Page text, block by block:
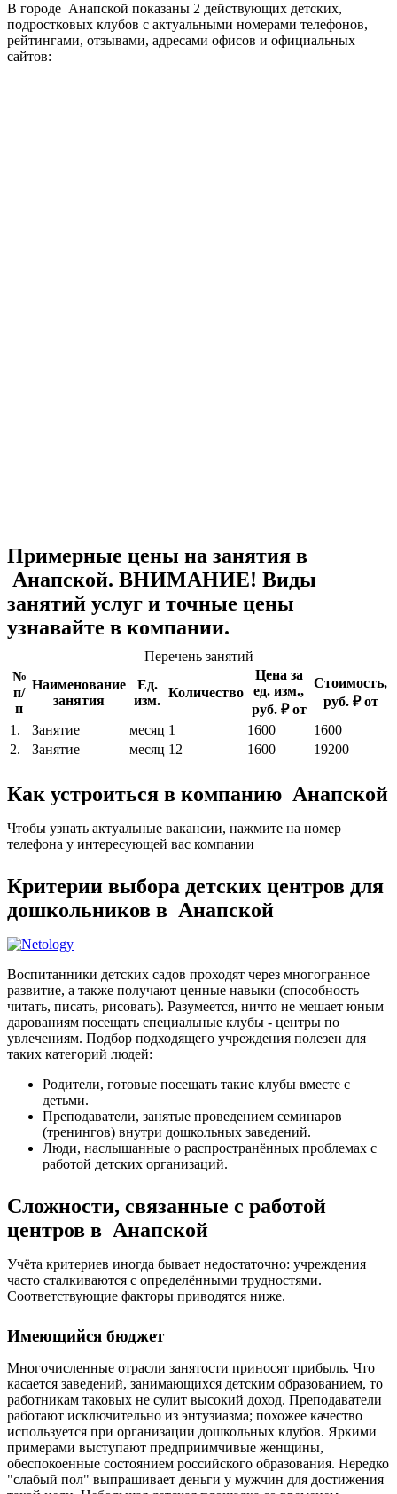
В городе Анапской показаны 2 действующих детских,
подростковых клубов с актуальными номерами телефонов,
рейтингами, отзывами, адресами офисов и официальных
сайтов:
Примерные цены на занятия в
Анапской. ВНИМАНИЕ! Виды
занятий услуг и точные цены
узнавайте в компании.
Перечень занятий
№
п/
п
Наименование
занятия
Ед.
изм.
Количество
Цена за
ед. изм.,
руб. ₽ от
Стоимость,
руб. ₽ от
1.
Занятие месяц 1 1600
1600
2.
Занятие месяц 12 1600 19200
Как устроиться в компанию Анапской
Чтобы узнать актуальные вакансии, нажмите на номер
телефона у интересующей вас компании
Критерии выбора детских центров для
дошкольников в Анапской
Воспитанники детских садов проходят через многогранное
развитие, а также получают ценные навыки (способность
читать, писать, рисовать). Разумеется, ничто не мешает юным
дарованиям посещать специальные клубы - центры по
увлечениям. Подбор подходящего учреждения полезен для
таких категорий людей:
Родители, готовые посещать такие клубы вместе с
детьми.
Преподаватели, занятые проведением семинаров
(тренингов) внутри дошкольных заведений.
Люди, наслышанные о распространённых проблемах с
работой детских организаций.
Сложности, связанные с работой
центров в Анапской
Учёта критериев иногда бывает недостаточно: учреждения
часто сталкиваются с определёнными трудностями.
Соответствующие факторы приводятся ниже.
Имеющийся бюджет
Многочисленные отрасли занятости приносят прибыль. Что
касается заведений, занимающихся детским образованием, то
работникам таковых не сулит высокий доход. Преподаватели
работают исключительно из энтузиазма; похожее качество
используется при организации дошкольных клубов. Яркими
примерами выступают предприимчивые женщины,
обеспокоенные состоянием российского образования. Нередко
"слабый пол" выпрашивает деньги у мужчин для достижения